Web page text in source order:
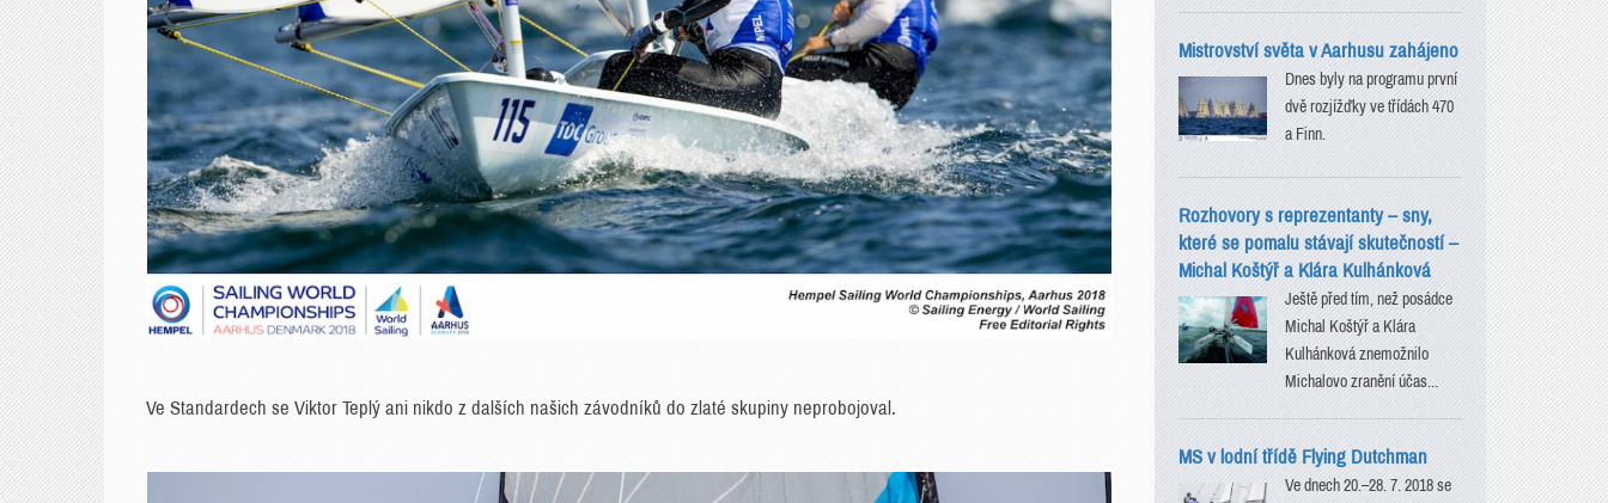
Ve Standardech se Viktor Teplý ani nikdo z dalších našich závodníků do zlaté skupiny neprobojoval.
Mistrovství světa v Aarhusu zahájeno
Dnes byly na programu první
dvě rozjížďky ve třídách 470
a Finn.
Rozhovory s reprezentanty – sny,
které se pomalu stávají skutečností –
Michal Koštýř a Klára Kulhánková
Ještě před tím, než posádce
Michal Koštýř a Klára
Kulhánková znemožnilo
Michalovo zranění účas...
MS v lodní třídě Flying Dutchman
Ve dnech 20.–28. 7. 2018 se